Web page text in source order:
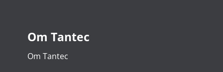
Om Tantec
Om Tantec